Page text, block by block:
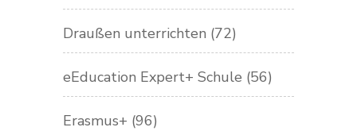
Draußen unterrichten (72)
eEducation Expert+ Schule (56)
Erasmus+ (96)